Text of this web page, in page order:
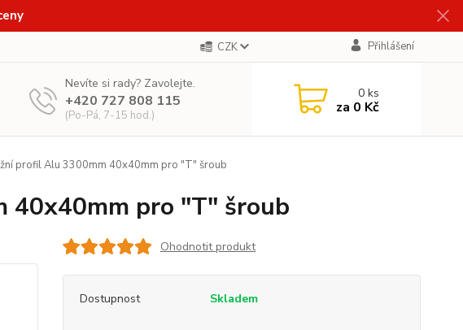
CZK Přihlášení
Nevíte si rady? Zavolejte.
+420 727 808 115
(Po-Pá, 7-15 hod.)
0ks
za 0 Kč
profil Alu 3300mm 40x40mm pro "T" šroub
40x40mm pro "T" šroub
Ohodnotit produkt
Dostupnost Skladem